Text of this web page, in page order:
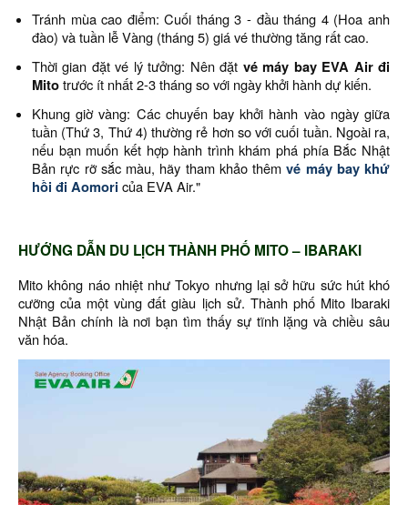
Tránh mùa cao điểm: Cuối tháng 3 - đầu tháng 4 (Hoa anh
đào) và tuần lễ Vàng (tháng 5) giá vé thường tăng rất cao.
Thời gian đặt vé lý tưởng: Nên đặt vé máy bay EVA Air đi
Mitotrước ít nhất 2-3 tháng so với ngày khởi hành dự kiến.
Khung giờ vàng: Các chuyến bay khởi hành vào ngày giữa
tuần (Thứ 3, Thứ 4) thường rẻ hơn so với cuối tuần. Ngoài ra,
nếu bạn muốn kết hợp hành trình khám phá phía Bắc Nhật
Bản rực rỡ sắc màu, hãy tham khảo thêmvé máy bay khứ
hồi đi Aomori của EVA Air."
HƯỚNG DẪN DU LỊCH THÀNH PHỐ MITO – IBARAKI
Mito không náo nhiệt như Tokyo nhưng lại sở hữu sức hút khó
cưỡng của một vùng đất giàu lịch sử. Thành phố Mito Ibaraki
Nhật Bản chính là nơi bạn tìm thấy sự tĩnh lặng và chiều sâu
văn hóa.